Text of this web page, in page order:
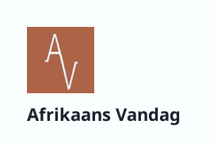
Afrikaans Vandag